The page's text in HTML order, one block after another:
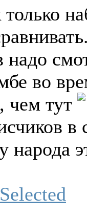
во
чем тут
в
народа